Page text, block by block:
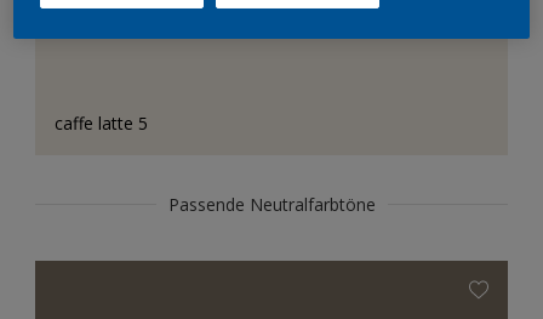
caffe latte 5
Passende Neutralfarbtöne